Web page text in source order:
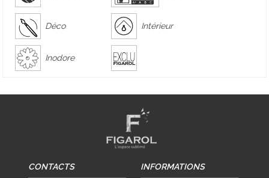
Déco Intérieur
Inodore
CONTACTS INFORMATIONS